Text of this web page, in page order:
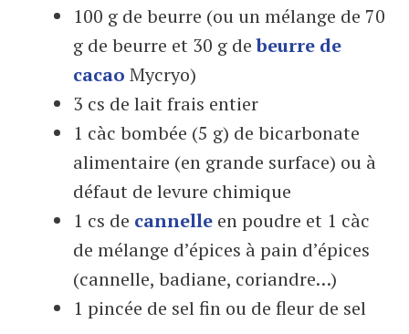
100 g de beurre (ou un mélange de 70
g de beurre et 30 g debeurre de
cacao Mycryo)
3 cs de lait frais entier
1 càc bombée (5 g) de bicarbonate
alimentaire (en grande surface) ou à
défaut de levure chimique
1 cs de cannelle en poudre et 1 càc
de mélange d’épices à pain d’épices
(cannelle, badiane, coriandre…)
1 pincée de sel fin ou de fleur de sel